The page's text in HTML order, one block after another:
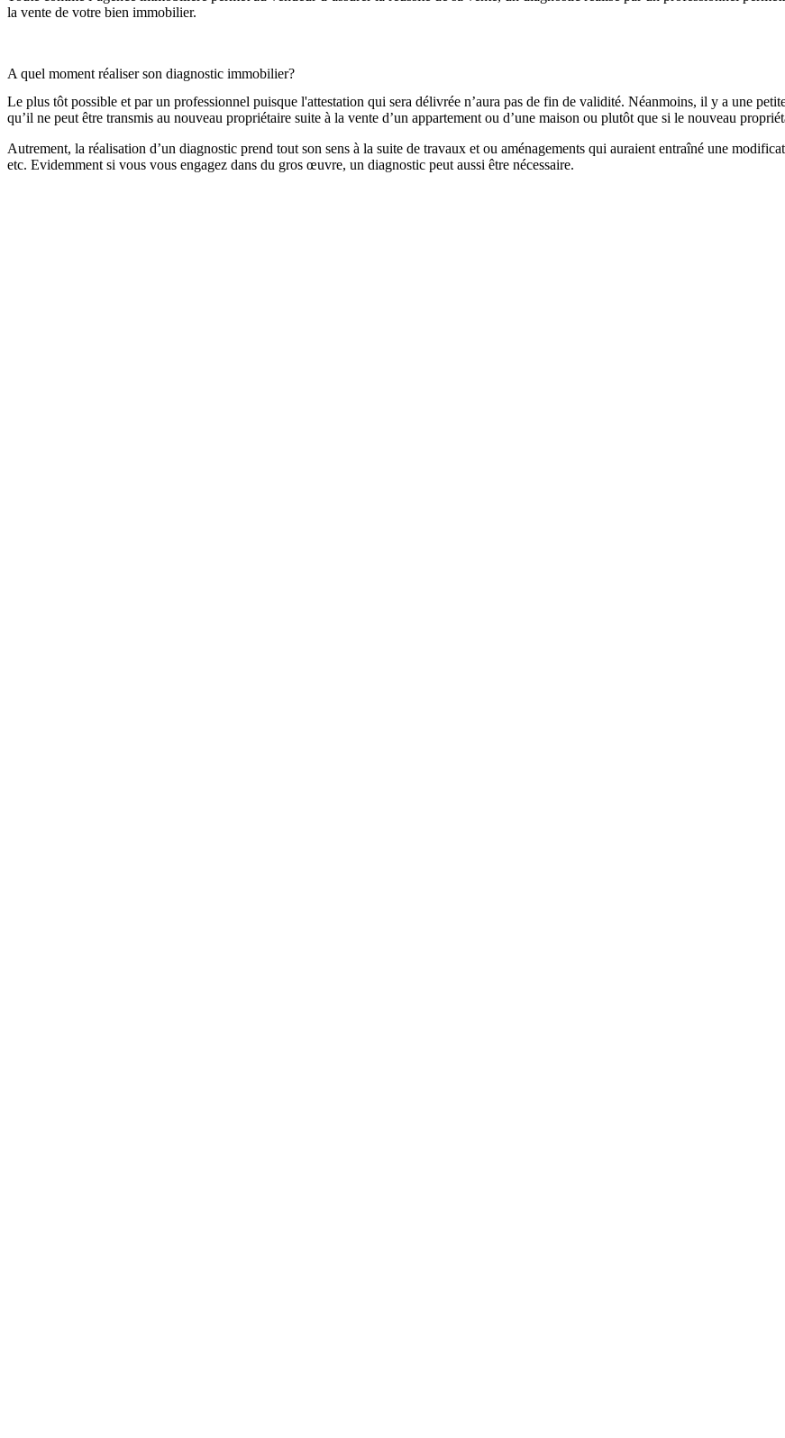
la vente de votre bien immobilier.
A quel moment réaliser son diagnostic immobilier?
Le plus tôt possible et par un professionnel puisque l'attestation qui sera délivrée n’aura pas de fin de validité. Néanmoins, il y a une
qu’il ne peut être transmis au nouveau propriétaire suite à la vente d’un appartement ou d’une maison ou plutôt que si le nouveau
Autrement, la réalisation d’un diagnostic prend tout son sens à la suite de travaux et ou aménagements qui auraient entraîné une
etc. Evidemment si vous vous engagez dans du gros œuvre, un diagnostic peut aussi être nécessaire.